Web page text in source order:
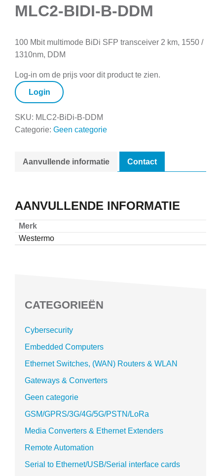
MLC2-BIDI-B-DDM
100 Mbit multimode BiDi SFP transceiver 2 km, 1550 /
1310nm, DDM
Log-in om de prijs voor dit product te zien.
Login
SKU: MLC2-BiDi-B-DDM
Categorie: Geen categorie
Aanvullende informatie Contact
AANVULLENDE INFORMATIE
Merk
Westermo
CATEGORIEËN
Cybersecurity
Embedded Computers
Ethernet Switches, (WAN) Routers & WLAN
Gateways & Converters
Geen categorie
GSM/GPRS/3G/4G/5G/PSTN/LoRa
Media Converters & Ethernet Extenders
Remote Automation
Serial to Ethernet/USB/Serial interface cards